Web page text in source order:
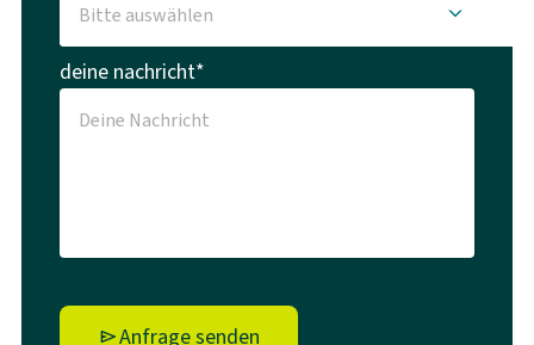
deine nachricht*
Anfrage senden